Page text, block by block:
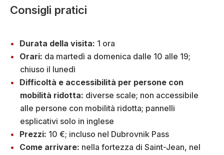
Consigli pratici
Durata della visita: 1 ora
Orari: da martedì a domenica dalle 10 alle 19;
chiuso il lunedì
Difficoltà e accessibilità per persone con
mobilità ridotta: diverse scale; non accessibile
alle persone con mobilità ridotta; pannelli
esplicativi solo in inglese
Prezzi: 10 €; incluso nel Dubrovnik Pass
Come arrivare: nella fortezza di Saint-Jean, nel